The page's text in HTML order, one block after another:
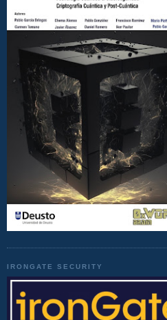
IRONGATE SECURITY